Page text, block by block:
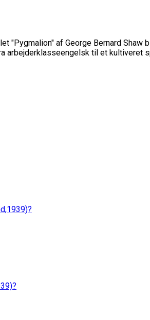
af George Bernard Shaw
til et kultiveret